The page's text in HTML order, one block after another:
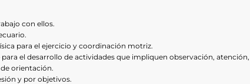
con ellos.
para el ejercicio y coordinación motriz.
el desarrollo de actividades que impliquen observación, atención,
orientación.
y por objetivos.